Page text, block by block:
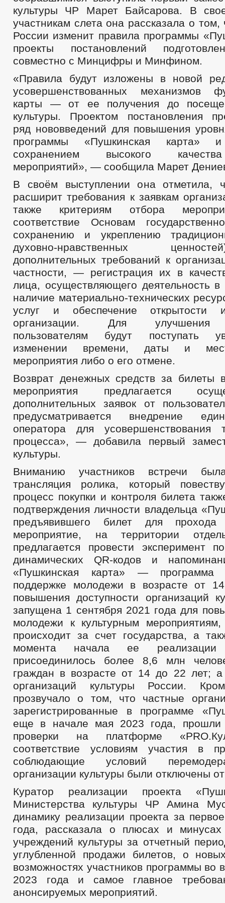
ПРИЕМ ГРАЖДАН
ОБРАЩЕНИЕ К ГЛАВЕ ГРАФИК ПРИЕМА ГРАЖДАН
ПОРЯДОК РАССМОТРЕНИЯ ОБРАЩЕНИЙ
культуры ЧР Марет Байсарова. В
участникам слета она рассказала о том,
России изменит правила программы
проекты постановлений
совместно с Минцифры и Минфином.
«Правила будут изложены в новой
усовершенствованных механизмов
карты — от ее получения до
культуры. Проектом постановления
ряд нововведений для повышения
программы «Пушкинская карта»
сохранением высокого
мероприятий», — сообщила Марет
В своём выступлении она отметила,
расширит требования к заявкам
также критериям отбора
соответствие Основам
сохранению и укреплению
духовно-нравственных
дополнительных требований к
частности, — регистрация их в
лица, осуществляющего деятельность
наличие материально-технических
услуг и обеспечение открытости
организации. Для улучшения
пользователям будут поступать
изменении времени, даты и
мероприятия либо о его отмене.
Возврат денежных средств за билеты
мероприятия предлагается
дополнительных заявок от
предусматривается внедрение
оператора для усовершенствования
процесса», — добавила первый
культуры.
Вниманию участников встречи
трансляция ролика, который
процесс покупки и контроля билета
подтверждения личности владельца
предъявившего билет для прохода
мероприятие, на территории
предлагается провести эксперимент
динамических QR-кодов и
«Пушкинская карта» — программа
поддержке молодежи в возрасте от
повышения доступности организаций
запущена 1 сентября 2021 года для
молодежи к культурным
происходит за счет государства, а
момента начала ее
присоединилось более 8,6 млн
граждан в возрасте от 14 до 22 лет;
организаций культуры России.
прозвучало о том, что частные
зарегистрированные в программе
еще в начале мая 2023 года, прошли
проверки на платформе
соответствие условиям участия в
соблюдающие условий
организации культуры были отключены
Куратор реализации проекта
Министерства культуры ЧР Амина
динамику реализации проекта за
года, рассказала о плюсах и минусах
учреждений культуры за отчетный
углубленной продажи билетов, о
возможностях участников программы во
2023 года и самое главное
анонсируемых мероприятий.